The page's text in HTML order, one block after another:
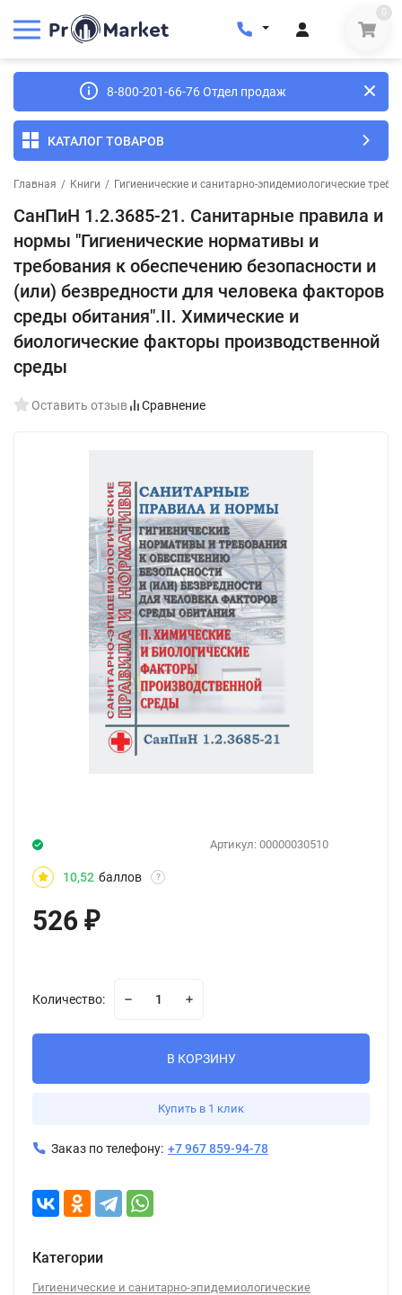
0
8-800-201-66-76 Отдел продаж
КАТАЛОГ ТОВАРОВ
Главная / Книги / Гигиенические и санитарно-эпидемиологические
СанПиН 1.2.3685-21. Санитарные правила и
нормы "Гигиенические нормативы и
требования к обеспечению безопасности и
(или) безвредности для человека факторов
среды обитания".II. Химические и
биологические факторы производственной
среды
Оставить отзыв Сравнение
Артикул: 00000030510
10,52 баллов ?
526 ₽
Количество:
В КОРЗИНУ
Купить в 1 клик
Заказ по телефону: +7 967 859-94-78
Категории
Гигиенические и санитарно-эпидемиологические